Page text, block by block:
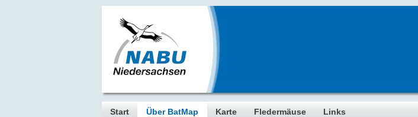
Start Über BatMap Karte Fledermäuse Links